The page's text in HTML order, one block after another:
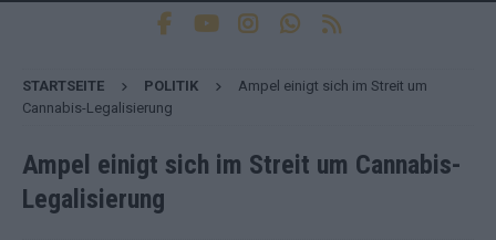
STARTSEITE POLITIK
Ampel einigt sich im Streit um
Cannabis-Legalisierung
Ampel einigt sich im Streit um Cannabis-
Legalisierung